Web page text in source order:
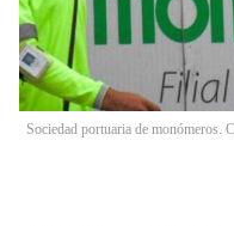
Sociedad portuaria de monómeros.